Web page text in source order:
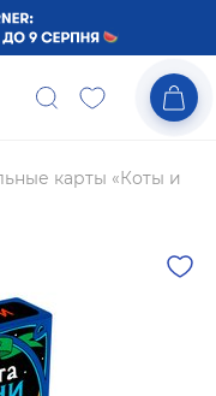
карты «Коты и